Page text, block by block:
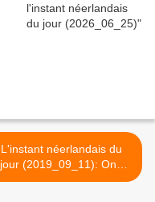
L'instant néerlandais du
jour (2019_09_11): Ons
erfdeel >